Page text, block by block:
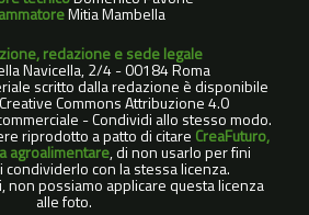
Mitia Mambella
redazione e sede legale
Navicella, 2/4 - 00184 Roma
scritto dalla redazione è disponibile
Commons Attribuzione 4.0
- Condividi allo stesso modo.
riprodotto a patto di citare CreaFuturo,
agroalimentare, di non usarlo per fini
condividerlo con la stessa licenza.
non possiamo applicare questa licenza
alle foto.